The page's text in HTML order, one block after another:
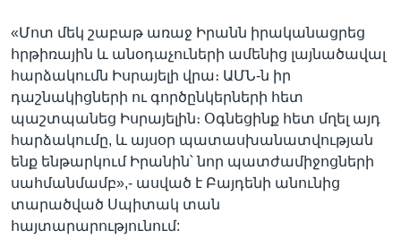
«Մոտ մեկ շաբաթ առաջ Իրանն իրականացրեց
հրթիռային և անօդաչուների ամենից լայնածավալ
հարձակումն Իսրայելի վրա։ ԱՄՆ-ն իր
դաշնակիցների ու գործընկերների հետ
պաշտպանեց Իսրայելին։ Օգնեցինք հետ մղել այդ
հարձակումը, և այսօր պատասխանատվության
ենք ենթարկում Իրանին՝ նոր պատժամիջոցների
սահմանմամբ»,- ասված է Բայդենի անունից
տարածված Սպիտակ տան
հայտարարությունում: